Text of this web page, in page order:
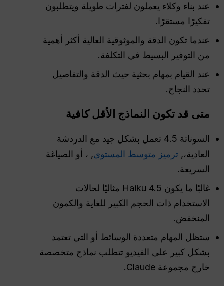
عند بناء وكلاء يعملون لفترات طويلة ويتطلبون
تفكيرًا مستقرًا.
عندما تكون الدقة والموثوقية العالية أكثر أهمية
من التوفير البسيط في التكلفة.
عند القيام بمهام بحثية حيث الدقة والتفاصيل
تحدد النجاح.
متى قد تكون النماذج الأقل كافية
السوناتة 4.5 تعمل بشكل جيد مع الدردشة
العادية،, ترميز متوسط المستوى, ، أو الصياغة
السريعة.
غالبًا ما يكون Haiku 4.5 مثاليًا لحالات
الاستخدام ذات الحجم الكبير للغاية والكمون
المنخفض.
ستظل المهام متعددة الوسائط أو التي تعتمد
بشكل كبير على الفيديو تتطلب نماذج متخصصة
خارج مجموعة Claude.